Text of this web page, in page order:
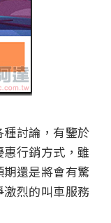
討論，有鑒於
行銷方式，雖
還是將會有驚
烈的叫車服務